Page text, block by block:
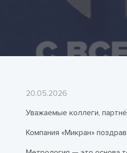
20.05.2026
Уважаемые коллеги,
Компания «Микран»